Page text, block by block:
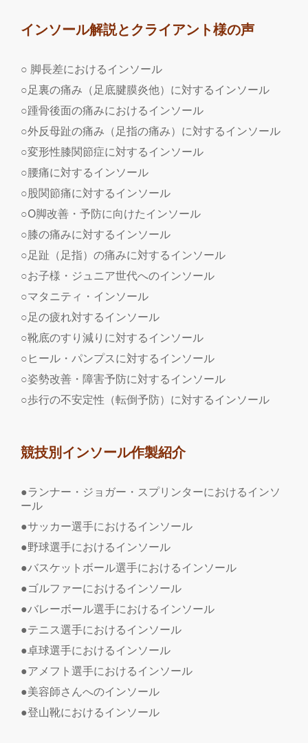
インソール解説とクライアント様の声
○ 脚長差におけるインソール
○足裏の痛み（足底腱膜炎他）に対するインソール
○踵骨後面の痛みにおけるインソール
○外反母趾の痛み（足指の痛み）に対するインソール
○変形性膝関節症に対するインソール
○腰痛に対するインソール
○股関節痛に対するインソール
○O脚改善・予防に向けたインソール
○膝の痛みに対するインソール
○足趾（足指）の痛みに対するインソール
○お子様・ジュニア世代へのインソール
○マタニティ・インソール
○足の疲れ対するインソール
○靴底のすり減りに対するインソール
○ヒール・パンプスに対するインソール
○姿勢改善・障害予防に対するインソール
○歩行の不安定性（転倒予防）に対するインソール
競技別インソール作製紹介
●ランナー・ジョガー・スプリンターにおけるインソ
ール
●サッカー選手におけるインソール
●野球選手におけるインソール
●バスケットボール選手におけるインソール
●ゴルファーにおけるインソール
●バレーボール選手におけるインソール
●テニス選手におけるインソール
●卓球選手におけるインソール
●アメフト選手におけるインソール
●美容師さんへのインソール
●登山靴におけるインソール